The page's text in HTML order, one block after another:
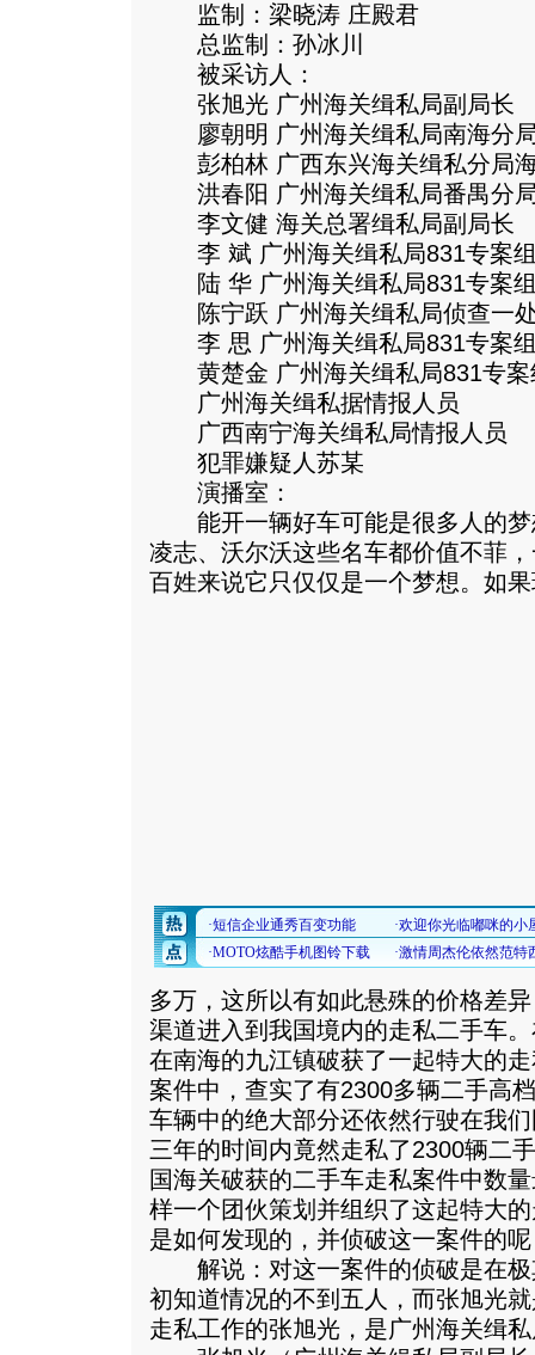
监制：梁晓涛 庄殿君
总监制：孙冰川
被采访人：
张旭光 广州海关缉私局副局长
廖朝明 广州海关缉私局南海分
彭柏林 广西东兴海关缉私分局海
洪春阳 广州海关缉私局番禺分
李文健 海关总署缉私局副局长
李 斌 广州海关缉私局831专案
陆 华 广州海关缉私局831专案
陈宁跃 广州海关缉私局侦查一
李 思 广州海关缉私局831专案
黄楚金 广州海关缉私局831专案
广州海关缉私据情报人员
广西南宁海关缉私局情报人员
犯罪嫌疑人苏某
演播室：
能开一辆好车可能是很多人的梦
凌志、沃尔沃这些名车都价值不菲
百姓来说它只仅仅是一个梦想。 如
多万，这所以有如此悬殊的价格差
渠道进入到我国境内的走私二手车
在南海的九江镇破获了一起特大的
案件中，查实了有2300多辆二手高
车辆中的绝大部分还依然行驶在我
三年的时间内竟然走私了2300辆二
国海关破获的二手车走私案件中数
样一个团伙策划并组织了这起特大
是如何发现的，并侦破这一案件的
解说：对这一案件的侦破是在极
初知道情况的不到五人，而张旭光
走私工作的张旭光，是广州海关缉